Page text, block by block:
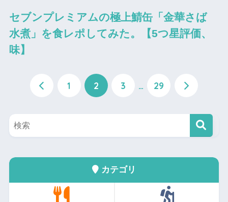
セブンプレミアムの極上鯖缶「金華さば
水煮」を食レポしてみた。【5つ星評価、
味】
1 2 3 … 29
カテゴリ